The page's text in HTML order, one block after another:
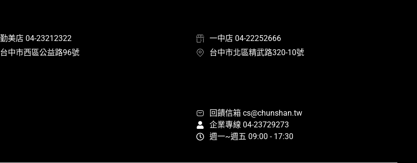
勤美店 04-23212322
台中市西區公益路96號
一中店 04-22252666
台中市北區精武路320-10號
回饋信箱 cs@chunshan.tw
企業專線 04-23729273
週一~週五 09:00 - 17:30